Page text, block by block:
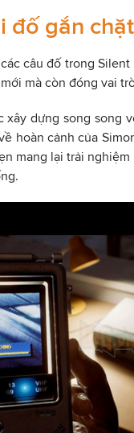
đố gắn
câu đố trong
mà còn đóng vai
xây dựng song song
hoàn cảnh của
mang lại trải